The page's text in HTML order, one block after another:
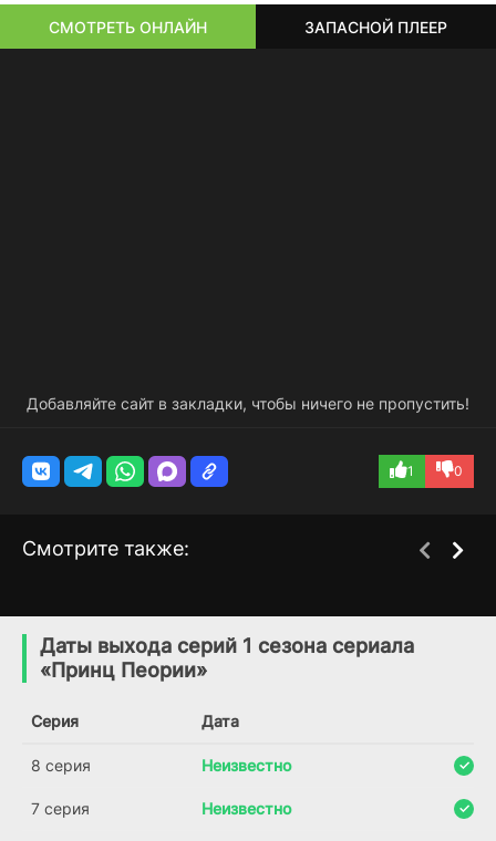
СМОТРЕТЬ ОНЛАЙН ЗАПАСНОЙ ПЛЕЕР
Добавляйте сайт в закладки, чтобы ничего не пропустить!
1 0
Смотрите также:
8.1 7.8
Даты выхода серий 1 сезона сериала
«Принц Пеории»
Серия Дата
8 серия Неизвестно
7 серия Неизвестно